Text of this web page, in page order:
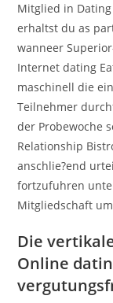
Mitglied in
erhaltst du as
wanneer
Internet dating
maschinell die
Teilnehmer
der Probewoche
Relationship
anschlie?end
fortzufuhren
Mitgliedschaft
Die
Online